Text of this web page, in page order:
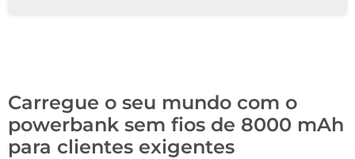
Carregue o seu mundo com o
powerbank sem fios de 8000 mAh
para clientes exigentes